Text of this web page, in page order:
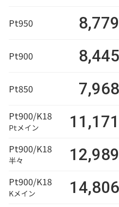
Pt950 8,779
Pt900 8,445
Pt850 7,968
Pt900/K18
Ptメイン 11,171
Pt900/K18
半々 12,989
Pt900/K18
Kメイン 14,806